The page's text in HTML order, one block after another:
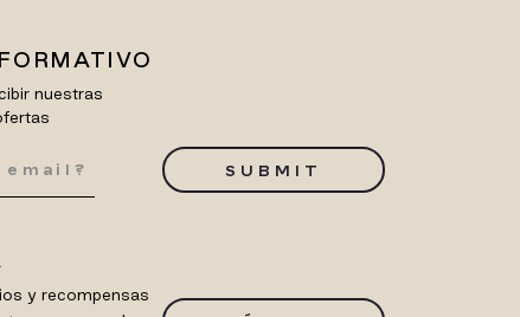
nuestras
SUBMIT
y recompensas